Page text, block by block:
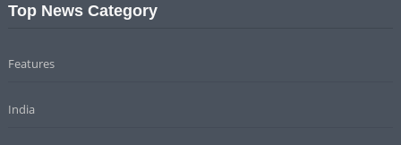
Top News Category
Features
India